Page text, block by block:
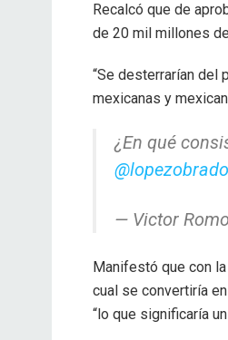
Recalcó que de
de 20 mil millones
“Se desterrarían del
mexicanas y
¿En qué
— Victor
Manifestó que con
cual se convertiría
“lo que significaría